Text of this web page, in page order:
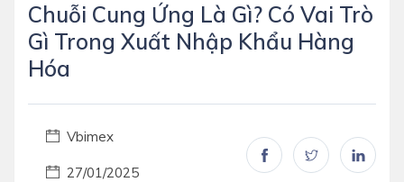
Chuỗi Cung Ứng Là Gì? Có Vai Trò
Gì Trong Xuất Nhập Khẩu Hàng
Hóa
Vbimex
27/01/2025